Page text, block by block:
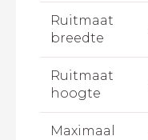
Ruitmaat
breedte
Ruitmaat
hoogte
Maximaal